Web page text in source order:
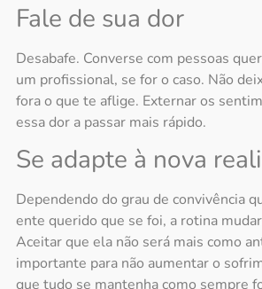
Fale de sua dor
Desabafe. Converse com pessoas
um profissional, se for o caso. Não
fora o que te aflige. Externar os
essa dor a passar mais rápido.
Se adapte à nova
Dependendo do grau de convivência
ente querido que se foi, a rotina
Aceitar que ela não será mais como
importante para não aumentar o
que tudo se mantenha como sempre